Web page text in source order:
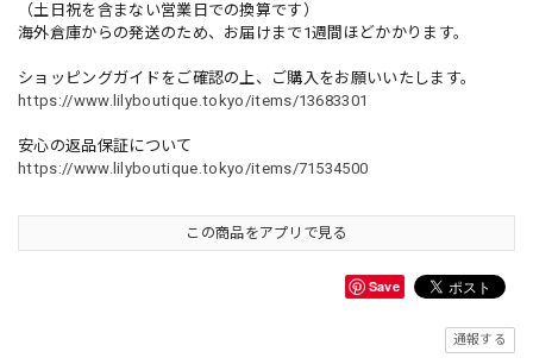
（土日祝を含まない営業日での換算です）
海外倉庫からの発送のため、お届けまで1週間ほどかかります。
ショッピングガイドをご確認の上、ご購入をお願いいたします。
https://www.lilyboutique.tokyo/items/13683301
安心の返品保証について
https://www.lilyboutique.tokyo/items/71534500
この商品をアプリで見る
Save
通報する